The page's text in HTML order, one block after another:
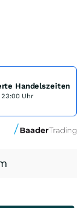
Handelszeiten
Uhr